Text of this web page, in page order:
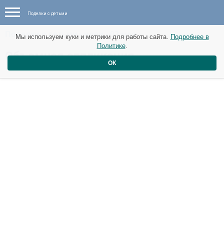
Поделки с детьми
Поделки с детьми - идеи - 02 мая
Объемная аппликация
Мы используем куки и метрики для работы сайта. Подробнее в
Политике.
ОК